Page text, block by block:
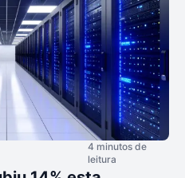
4 minutos de
leitura